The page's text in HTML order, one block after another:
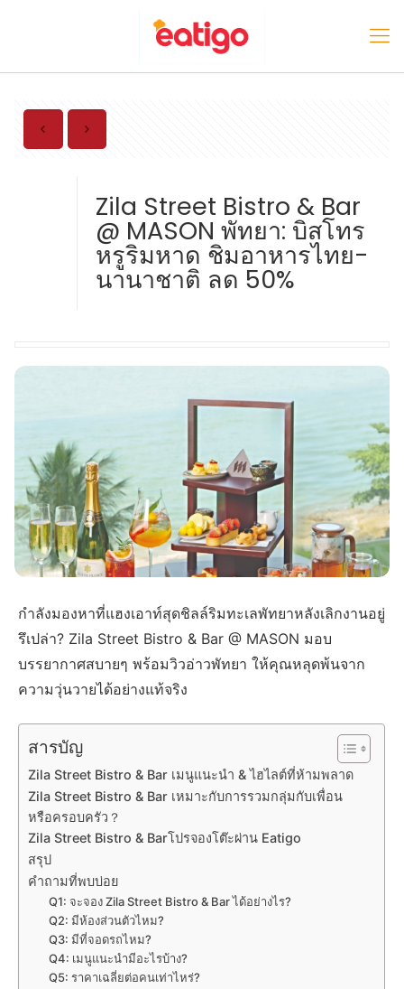
Zila Street Bistro & Bar
@ MASON พัทยา: บิสโทร
หรูริมหาด ชิมอาหารไทย-
นานาชาติ ลด 50%
กำลังมองหาที่แฮงเอาท์สุดชิลล์ริมทะเลพัทยาหลังเลิกงานอยู่
รึเปล่า? Zila Street Bistro & Bar @ MASON มอบ
บรรยากาศสบายๆ พร้อมวิวอ่าวพัทยา ให้คุณหลุดพ้นจาก
ความวุ่นวายได้อย่างแท้จริง
สารบัญ
Zila Street Bistro & Bar เมนูแนะนำ & ไฮไลต์ที่ห้ามพลาด
Zila Street Bistro & Bar เหมาะกับการรวมกลุ่มกับเพื่อน
หรือครอบครัว？
Zila Street Bistro & Barโปรจองโต๊ะผ่าน Eatigo
สรุป
คำถามที่พบบ่อย
Q1: จะจอง Zila Street Bistro & Bar ได้อย่างไร?
Q2: มีห้องส่วนตัวไหม?
Q3: มีที่จอดรถไหม?
Q4: เมนูแนะนำมีอะไรบ้าง?
Q5: ราคาเฉลี่ยต่อคนเท่าไหร่?